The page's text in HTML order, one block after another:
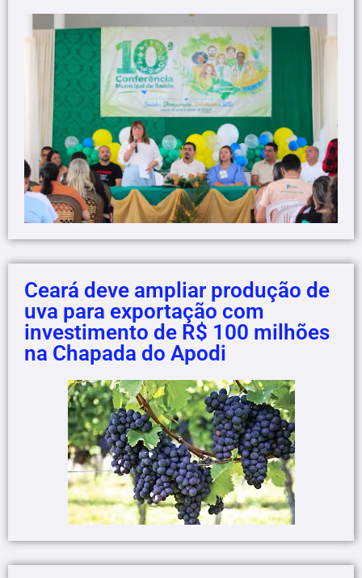
Ceará deve ampliar produção de
uva para exportação com
investimento de R$ 100 milhões
na Chapada do Apodi